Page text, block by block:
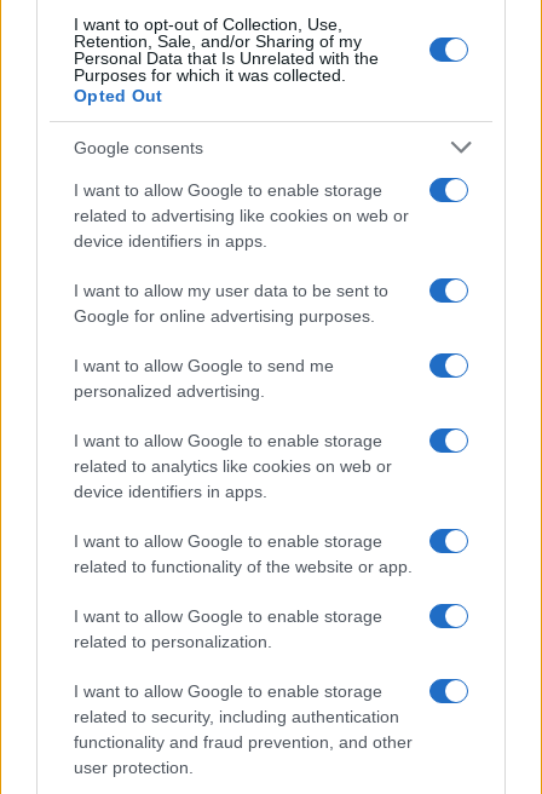
I want to opt-out of Collection, Use,
Retention, Sale, and/or Sharing of my
Personal Data that Is Unrelated with the
Purposes for which it was collected.
Opted Out
Google consents
I want to allow Google to enable storage
related to advertising like cookies on web or
device identifiers in apps.
I want to allow my user data to be sent to
Google for online advertising purposes.
I want to allow Google to send me
personalized advertising.
I want to allow Google to enable storage
related to analytics like cookies on web or
device identifiers in apps.
I want to allow Google to enable storage
related to functionality of the website or app.
I want to allow Google to enable storage
related to personalization.
I want to allow Google to enable storage
related to security, including authentication
functionality and fraud prevention, and other
user protection.
F
a
ce
b
o
o
k
T
w
it
te
r
Pi
n
re
st
W
h
A
p
p
S
h
Prossimo articolo
NOTIZIE RECENTI
Le previsioni meteo per il weekend a Olbia e in
vivo: un amico vip svela come fa
accoglienza minori chiude
Olbia, divieto di sosta contro spaccio e degrado:
esplode la protesta
Pausa caffè impeccabile: come scegliere la
soluzione ideale per la casa e l’ufficio